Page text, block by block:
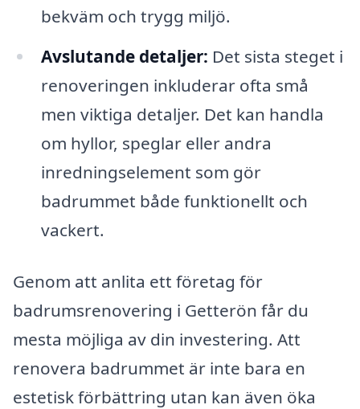
bekväm och trygg miljö.
Avslutande detaljer: Det sista steget i
renoveringen inkluderar ofta små
men viktiga detaljer. Det kan handla
om hyllor, speglar eller andra
inredningselement som gör
badrummet både funktionellt och
vackert.
Genom att anlita ett företag för
badrumsrenovering i Getterön får du
mesta möjliga av din investering. Att
renovera badrummet är inte bara en
estetisk förbättring utan kan även öka